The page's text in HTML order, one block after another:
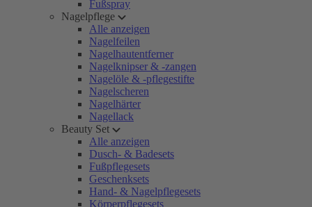
Fußspray
Nagelpflege
Alle anzeigen
Nagelfeilen
Nagelhautentferner
Nagelknipser & -zangen
Nagelöle & -pflegestifte
Nagelscheren
Nagelhärter
Nagellack
Beauty Set
Alle anzeigen
Dusch- & Badesets
Fußpflegesets
Geschenksets
Hand- & Nagelpflegesets
Körperpflegesets